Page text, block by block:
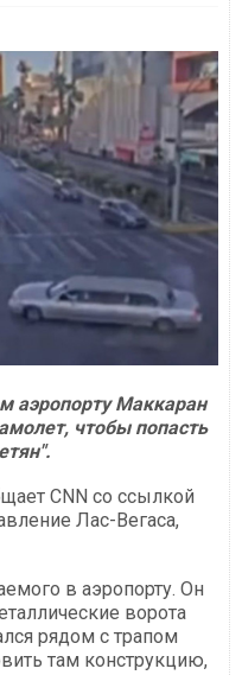
аэропорту Маккаран
чтобы попасть
CNN со ссылкой
Лас-Вегаса,
в аэропорту. Он
ворота
рядом с трапом
там конструкцию,